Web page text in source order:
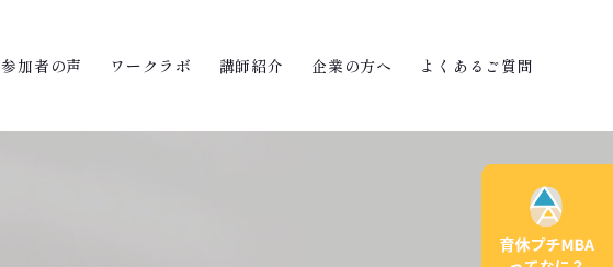
参加者の声 ワークラボ 講師紹介 企業の方へ よくあるご質問